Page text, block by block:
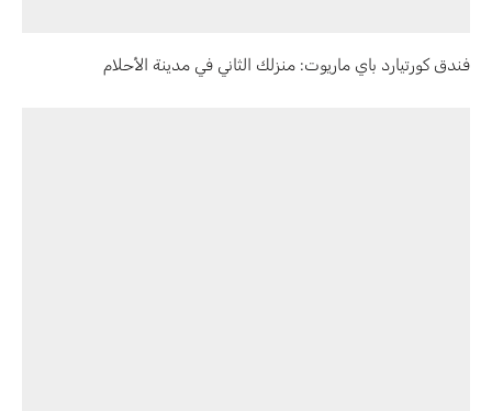
فندق كورتيارد باي ماريوت: منزلك الثاني في مدينة الأحلام